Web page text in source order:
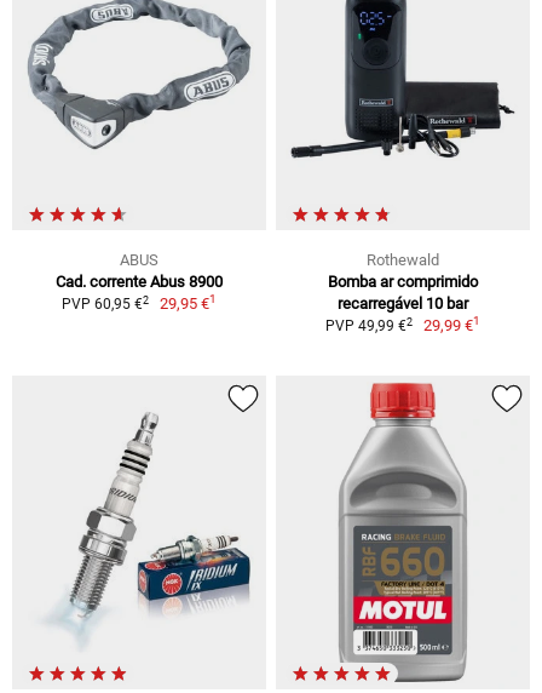
ABUS
Cad. corrente Abus 8900
PVP 60,95 €2 29,95 €1
Rothewald
Bomba ar comprimido
recarregável 10 bar
PVP 49,99 €2 29,99 €1